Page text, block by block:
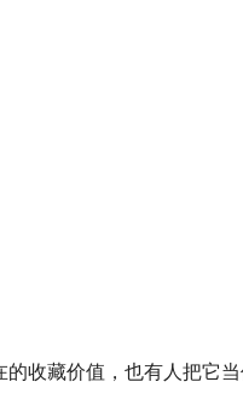
收藏价值，也有人把它当